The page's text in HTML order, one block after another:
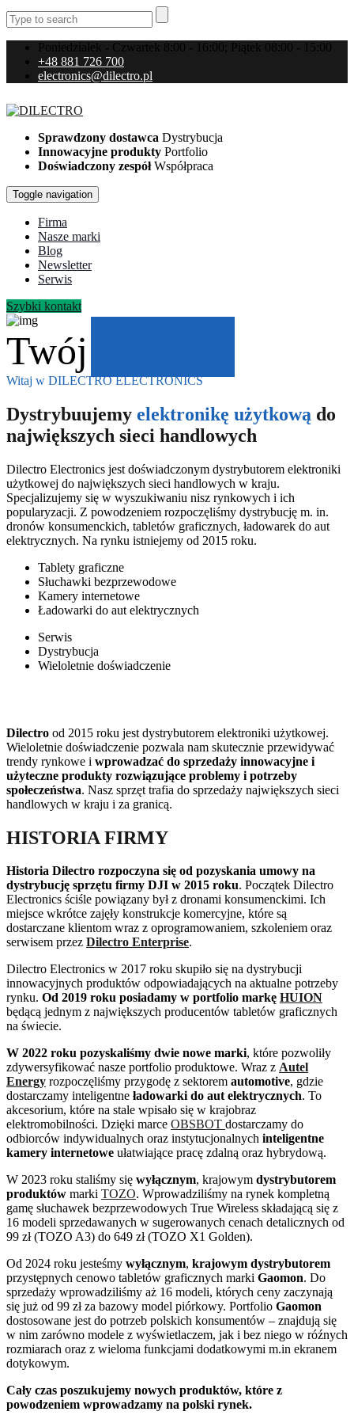
Poniedziałek - Czwartek 8:00 - 16:00; Piątek 08:00 - 15:00
+48 881 726 700
electronics@dilectro.pl
Sprawdzony dostawca Dystrybucja
Innowacyjne produkty Portfolio
Doświadczony zespół Współpraca
Toggle navigation
Firma
Nasze marki
Blog
Newsletter
Serwis
Szybki kontakt
Twój
Witaj w DILECTRO ELECTRONICS
Dystrybuujemy elektronikę użytkową do
największych sieci handlowych
Dilectro Electronics jest doświadczonym dystrybutorem elektroniki
użytkowej do największych sieci handlowych w kraju.
Specjalizujemy się w wyszukiwaniu nisz rynkowych i ich
popularyzacji. Z powodzeniem rozpoczęliśmy dystrybucję m. in.
dronów konsumenckich, tabletów graficznych, ładowarek do aut
elektrycznych. Na rynku istniejemy od 2015 roku.
Tablety graficzne
Słuchawki bezprzewodowe
Kamery internetowe
Ładowarki do aut elektrycznych
Serwis
Dystrybucja
Wieloletnie doświadczenie
Dilectro od 2015 roku jest dystrybutorem elektroniki użytkowej.
Wieloletnie doświadczenie pozwala nam skutecznie przewidywać
trendy rynkowe i wprowadzać do sprzedaży innowacyjne i
użyteczne produkty rozwiązujące problemy i potrzeby
społeczeństwa. Nasz sprzęt trafia do sprzedaży największych sieci
handlowych w kraju i za granicą.
HISTORIA FIRMY
Historia Dilectro rozpoczyna się od pozyskania umowy na
dystrybucję sprzętu firmy DJI w 2015 roku. Początek Dilectro
Electronics ściśle powiązany był z dronami konsumenckimi. Ich
miejsce wkrótce zajęły konstrukcje komercyjne, które są
dostarczane klientom wraz z oprogramowaniem, szkoleniem oraz
serwisem przez Dilectro Enterprise.
Dilectro Electronics w 2017 roku skupiło się na dystrybucji
innowacyjnych produktów odpowiadających na aktualne potrzeby
rynku. Od 2019 roku posiadamy w portfolio markę HUION
będącą jednym z największych producentów tabletów graficznych
na świecie.
W 2022 roku pozyskaliśmy dwie nowe marki, które pozwoliły
zdywersyfikować nasze portfolio produktowe. Wraz z Autel
Energy rozpoczęliśmy przygodę z sektorem automotive, gdzie
dostarczamy inteligentne ładowarki do aut elektrycznych. To
akcesorium, które na stale wpisało się w krajobraz
elektromobilności. Dzięki marce OBSBOT dostarczamy do
odbiorców indywidualnych oraz instytucjonalnych inteligentne
kamery internetowe ułatwiające pracę zdalną oraz hybrydową.
W 2023 roku staliśmy się wyłącznym, krajowym dystrybutorem
produktów marki TOZO. Wprowadziliśmy na rynek kompletną
gamę słuchawek bezprzewodowych True Wireless składającą się z
16 modeli sprzedawanych w sugerowanych cenach detalicznych od
99 zł (TOZO A3) do 649 zł (TOZO X1 Golden).
Od 2024 roku jesteśmy wyłącznym, krajowym dystrybutorem
przystępnych cenowo tabletów graficznych marki Gaomon. Do
sprzedaży wprowadziliśmy aż 16 modeli, których ceny zaczynają
się już od 99 zł za bazowy model piórkowy. Portfolio Gaomon
dostosowane jest do potrzeb polskich konsumentów – znajdują się
w nim zarówno modele z wyświetlaczem, jak i bez niego w róźnych
rozmiarach oraz z wieloma funkcjami dodatkowymi m.in ekranem
dotykowym.
Cały czas poszukujemy nowych produktów, które z
powodzeniem wprowadzamy na polski rynek.